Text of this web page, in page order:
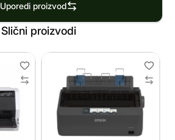
Uporedi proizvod
Slični proizvodi